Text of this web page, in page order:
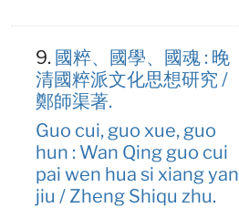
9. 國粹、國學、國魂 : 晚
清國粹派文化思想研究 /
鄭師渠著.
Guo cui, guo xue, guo
hun : Wan Qing guo cui
pai wen hua si xiang yan
jiu / Zheng Shiqu zhu.